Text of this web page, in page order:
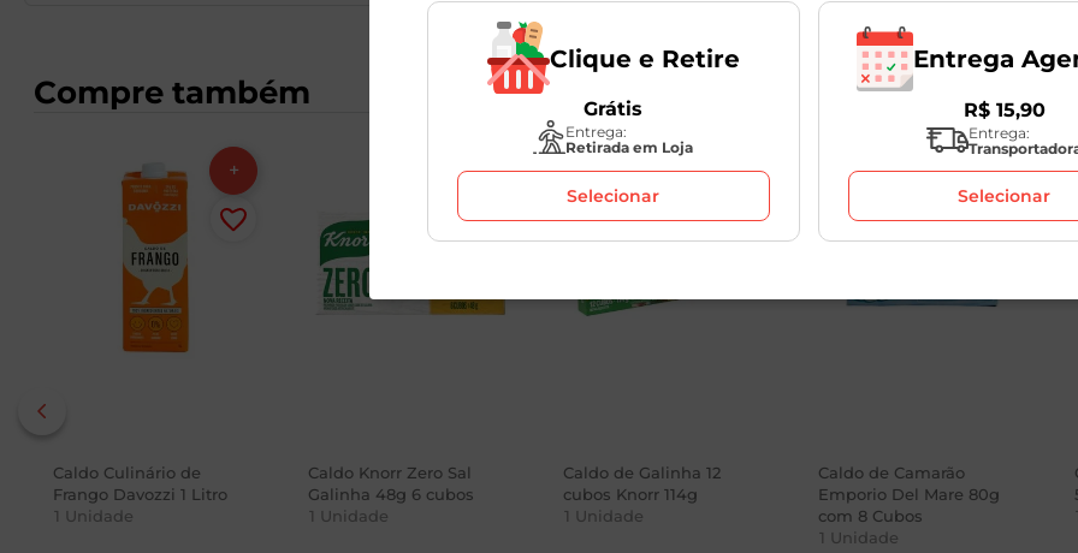
Compre também
Caldo Culinário de
Frango Davozzi 1 Litro
1 Unidade
Caldo Knorr Zero Sal
Galinha 48g 6 cubos
1 Unidade
Caldo de Galinha 12
cubos Knorr 114g
1 Unidade
Caldo de Camarão
Emporio Del Mare 80g
com 8 Cubos
1 Unidade
1
Clique e Retire
Grátis
Entrega:
Retirada em Loja
Selecionar
Entrega
R$ 15,90
Entrega:
Selecionar